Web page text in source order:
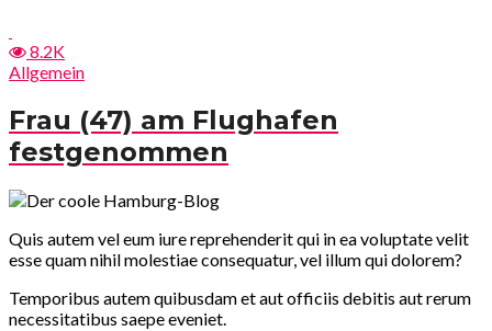
8.2K
Allgemein
Frau (47) am Flughafen
festgenommen
Quis autem vel eum iure reprehenderit qui in ea voluptate velit
esse quam nihil molestiae consequatur, vel illum qui dolorem?
Temporibus autem quibusdam et aut officiis debitis aut rerum
necessitatibus saepe eveniet.